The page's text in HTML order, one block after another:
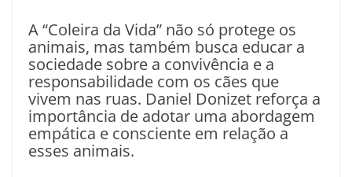
A “Coleira da Vida” não só protege os
animais, mas também busca educar a
sociedade sobre a convivência e a
responsabilidade com os cães que
vivem nas ruas. Daniel Donizet reforça a
importância de adotar uma abordagem
empática e consciente em relação a
esses animais.